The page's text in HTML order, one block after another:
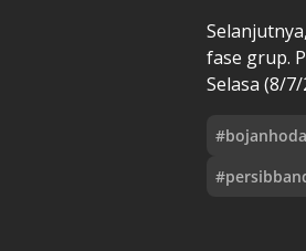
fase grup.
Selasa (8/7/
#
#